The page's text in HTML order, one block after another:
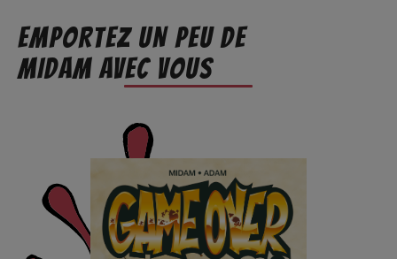
EMPORTEZ UN PEU DE
MIDAM AVEC VOUS